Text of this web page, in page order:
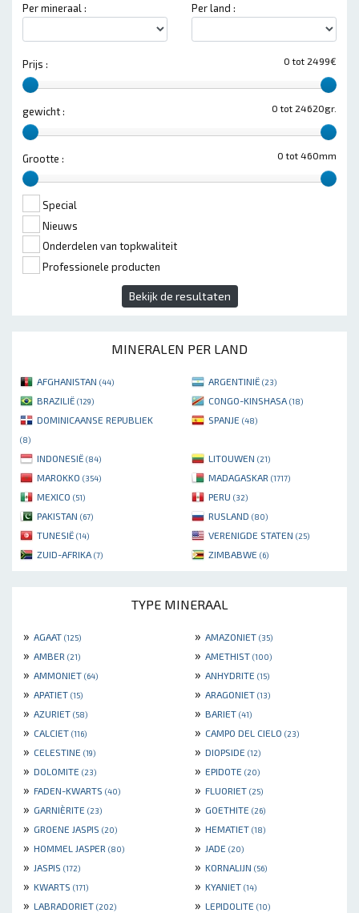
Per mineraal : Per land :
0 tot 2499€
Prijs :
0 tot 24620gr.
gewicht :
0 tot 460mm
Grootte :
Special
Nieuws
Onderdelen van topkwaliteit
Professionele producten
Bekijk de resultaten
MINERALEN PER LAND
AFGHANISTAN (44) ARGENTINIË (23)
BRAZILIË (129) CONGO-KINSHASA (18)
DOMINICAANSE REPUBLIEK
(8)
SPANJE (48)
INDONESIË (84) LITOUWEN (21)
MAROKKO (354) MADAGASKAR (1717)
MEXICO (51) PERU (32)
PAKISTAN (67) RUSLAND (80)
TUNESIË (14) VERENIGDE STATEN (25)
ZUID-AFRIKA (7) ZIMBABWE (6)
TYPE MINERAAL
» AGAAT (125) » AMAZONIET (35)
» AMBER (21) » AMETHIST (100)
» AMMONIET (64) » ANHYDRITE (15)
» APATIET (15) » ARAGONIET (13)
» AZURIET (58) » BARIET (41)
» CALCIET (116) » CAMPO DEL CIELO (23)
» CELESTINE (19) » DIOPSIDE (12)
» DOLOMITE (23) » EPIDOTE (20)
» FADEN-KWARTS (40) » FLUORIET (25)
» GARNIÈRITE (23) » GOETHITE (26)
» GROENE JASPIS (20) » HEMATIET (18)
» HOMMEL JASPER (80) » JADE (20)
» JASPIS (172) » KORNALIJN (56)
» KWARTS (171) » KYANIET (14)
» LABRADORIET (202) » LEPIDOLITE (10)